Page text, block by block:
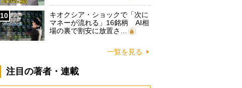
10
キオクシア・ショックで「次に
マネーが流れる」16銘柄 AI相
場の裏で割安に放置さ…
一覧を見る
注目の著者・連載